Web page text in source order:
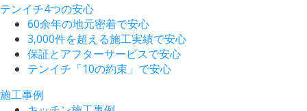
テンイチ4つの安心
60余年の地元密着で安心
3,000件を超える施工実績で安心
保証とアフターサービスで安心
テンイチ「10の約束」で安心
施工事例